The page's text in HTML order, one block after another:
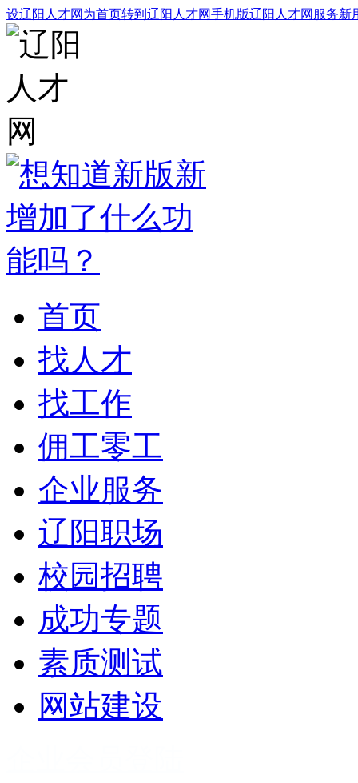
设辽阳人才网为首页转到辽阳人才网手机版辽阳人才网服务新
首页
找人才
找工作
佣工零工
企业服务
辽阳职场
校园招聘
成功专题
素质测试
网站建设